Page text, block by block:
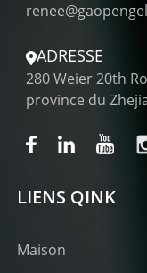
ADRESSE
280 Weier 20th
province du
LIENS QINK
Maison